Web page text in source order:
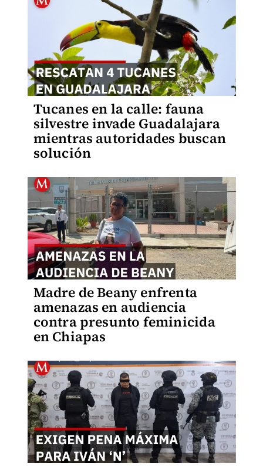
Tucanes en la calle: fauna
silvestre invade Guadalajara
mientras autoridades buscan
solución
Madre de Beany enfrenta
amenazas en audiencia
contra presunto feminicida
en Chiapas